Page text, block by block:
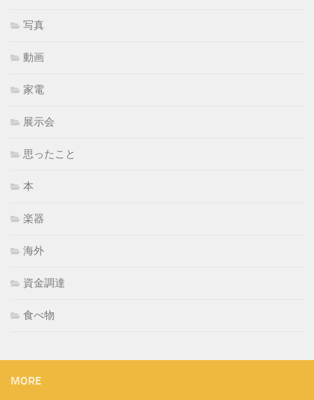
写真
動画
家電
展示会
思ったこと
本
楽器
海外
資金調達
食べ物
MORE